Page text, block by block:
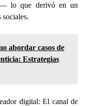
lo que derivó en un
sociales.
abordar casos de
Estrategias
digital: El canal de